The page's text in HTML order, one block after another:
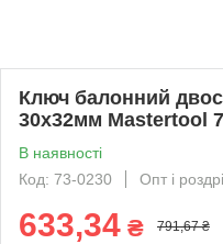
Ключ балонний
30х32мм Mastertool
В наявності
Код: 73-0230
Опт і
633,34 ₴ 791,67 ₴